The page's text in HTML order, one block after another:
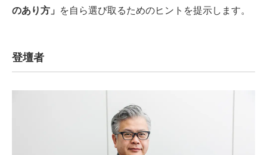
のあり方」 を自ら選び取るためのヒントを提示します。
登壇者